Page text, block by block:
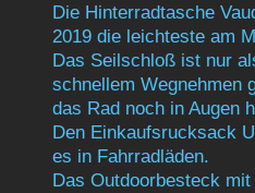
Die Hinterradtasche
2019 die leichteste am
Das Seilschloß ist nur
schnellem Wegnehmen
das Rad noch in Augen
Den Einkaufsrucksack
es in Fahrradläden.
Das Outdoorbesteck